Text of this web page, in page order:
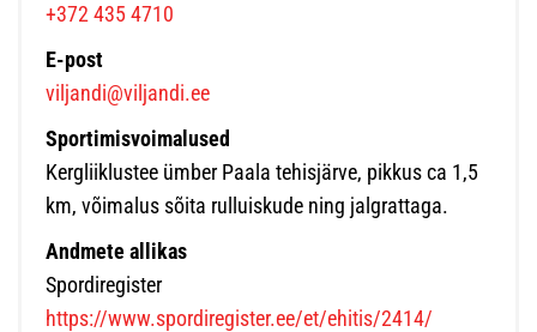
+372 435 4710
E-post
viljandi@viljandi.ee
Sportimisvoimalused
Kergliiklustee ümber Paala tehisjärve, pikkus ca 1,5
km, võimalus sõita rulluiskude ning jalgrattaga.
Andmete allikas
Spordiregister
https://www.spordiregister.ee/et/ehitis/2414/